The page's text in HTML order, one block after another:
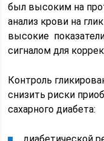
был высоким на
анализ крови на
высокие
сигналом для
Контроль
снизить риски
сахарного диабета: